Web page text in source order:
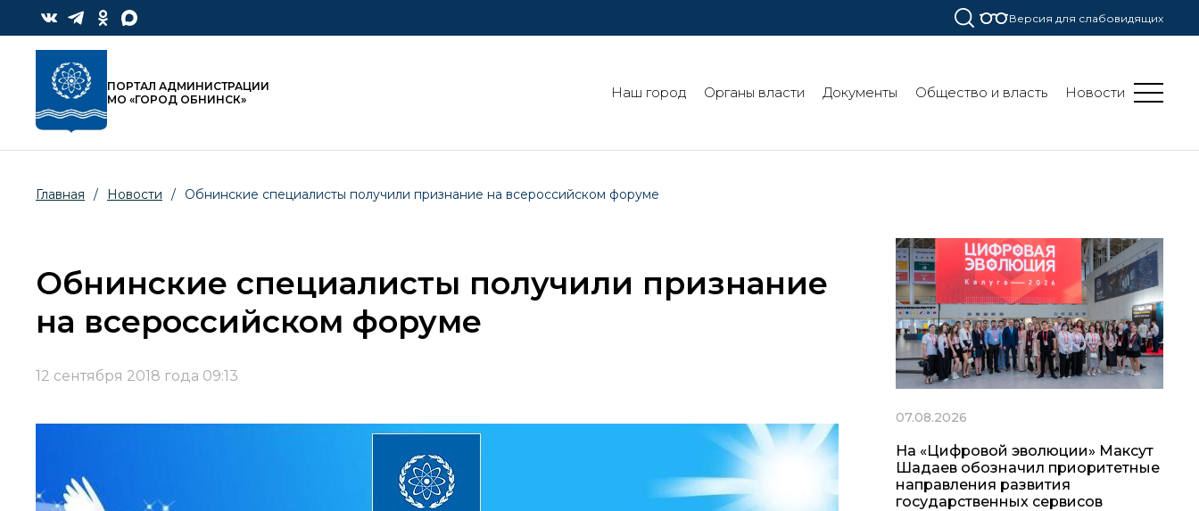
Версия для слабовидящих
ПОРТАЛ АДМИНИСТРАЦИИ
МО «ГОРОД ОБНИНСК»
Наш город Органы власти Документы Общество и власть Новости
Главная / Новости / Обнинские специалисты получили признание на всероссийском форуме
Обнинские специалисты получили признание
на всероссийском форуме
12 сентября 2018 года 09:13
07.08.2026
На «Цифровой эволюции» Максут
Шадаев обозначил приоритетные
направления развития
государственных сервисов